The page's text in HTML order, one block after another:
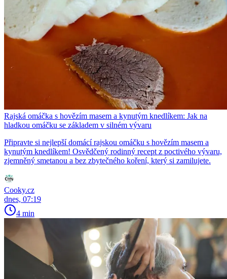
Rajská omáčka s hovězím masem a kynutým knedlíkem: Jak na
hladkou omáčku se základem v silném vývaru
Připravte si nejlepší domácí rajskou omáčku s hovězím masem a
kynutým knedlíkem! Osvědčený rodinný recept z poctivého vývaru,
zjemněný smetanou a bez zbytečného koření, který si zamilujete.
Cooky.cz
dnes, 07:19
4 min